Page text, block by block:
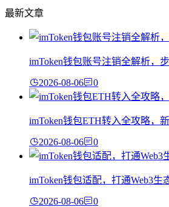
最新文章
imToken钱包账号注销全解析，
2026-08-06 0
imToken钱包ETH转入全攻略，
2026-08-06 0
imToken钱包适配，打通Web3生
2026-08-06 0